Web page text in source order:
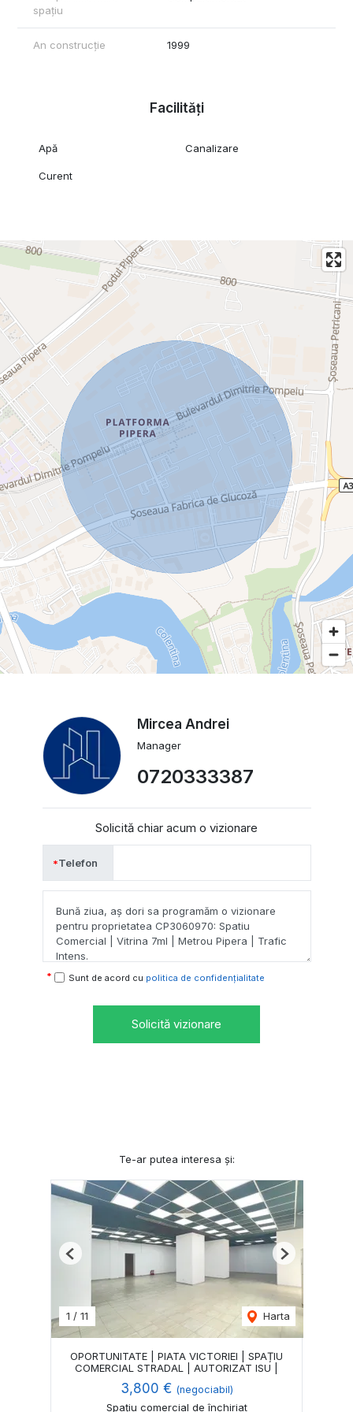
spațiu
An construcție 1999
Facilități
Apă Canalizare
Curent
Mircea Andrei
Manager
0720333387
Solicită chiar acum o vizionare
Telefon
Sunt de acord cu politica de confidențialitate
Solicită vizionare
Te-ar putea interesa și:
1 / 11 Harta
Previous Next
OPORTUNITATE | PIATA VICTORIEI | SPAȚIU
COMERCIAL STRADAL | AUTORIZAT ISU |
3,800 € (negociabil)
Spațiu comercial de închiriat